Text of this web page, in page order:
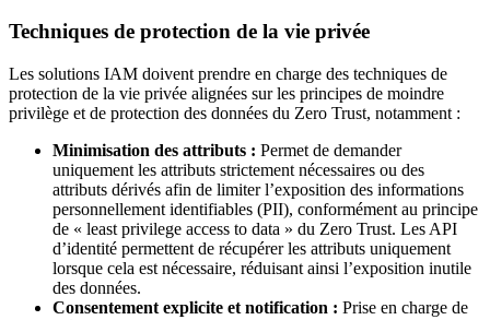
Techniques de protection de la vie privée
Les solutions IAM doivent prendre en charge des techniques de
protection de la vie privée alignées sur les principes de moindre
privilège et de protection des données du Zero Trust, notamment :
Minimisation des attributs : Permet de demander
uniquement les attributs strictement nécessaires ou des
attributs dérivés afin de limiter l’exposition des informations
personnellement identifiables (PII), conformément au principe
de « least privilege access to data » du Zero Trust. Les API
d’identité permettent de récupérer les attributs uniquement
lorsque cela est nécessaire, réduisant ainsi l’exposition inutile
des données.
Consentement explicite et notification : Prise en charge de